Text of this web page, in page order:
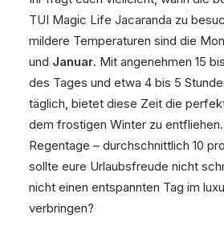
TUI Magic Life Jacaranda zu
mildere Temperaturen sind die
und Januar. Mit angenehmen 15
des Tages und etwa 4 bis 5
täglich, bietet diese Zeit die
dem frostigen Winter zu
Regentage – durchschnittlich 10
sollte eure Urlaubsfreude nicht
nicht einen entspannten Tag im
verbringen?